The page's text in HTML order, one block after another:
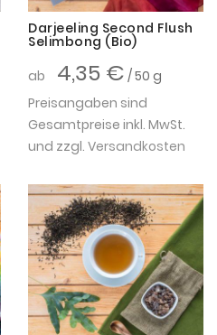
Darjeeling Second Flush
Selimbong (Bio)
ab
4,35 € / 50 g
Preisangaben sind
Gesamtpreise inkl. MwSt.
und zzgl. Versandkosten